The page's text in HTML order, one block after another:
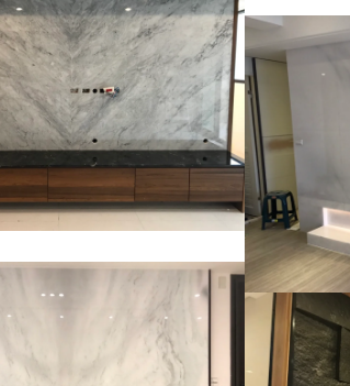
臺皇設計-安格拉珍
珠~TV牆
住宅
國泰天母~住宅
住宅
大理石電視牆-冰晶
白玉
住宅
內湖民善街-654石